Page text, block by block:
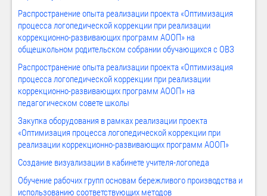
Распространение опыта реализации проекта «Оптимизация
процесса логопедической коррекции при реализации
коррекционно-развивающих программ АООП» на
общешкольном родительском собрании обучающихся с ОВЗ
Распространение опыта реализации проекта «Оптимизация
процесса логопедической коррекции при реализации
коррекционно-развивающих программ АООП» на
педагогическом совете школы
Закупка оборудования в рамках реализации проекта
«Оптимизация процесса логопедической коррекции при
реализации коррекционно-развивающих программ АООП»
Создание визуализации в кабинете учителя-логопеда
Обучение рабочих групп основам бережливого производства и
использованию соответствующих методов